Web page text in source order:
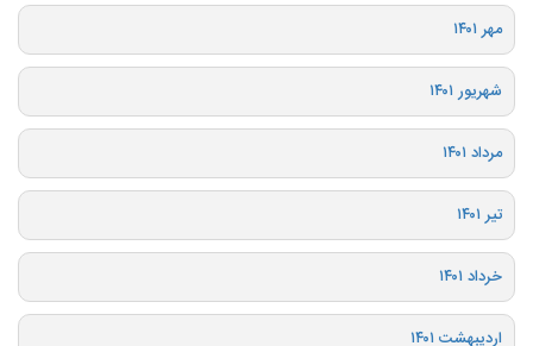
مهر ۱۴۰۱
شهریور ۱۴۰۱
مرداد ۱۴۰۱
تیر ۱۴۰۱
خرداد ۱۴۰۱
اردیبهشت ۱۴۰۱